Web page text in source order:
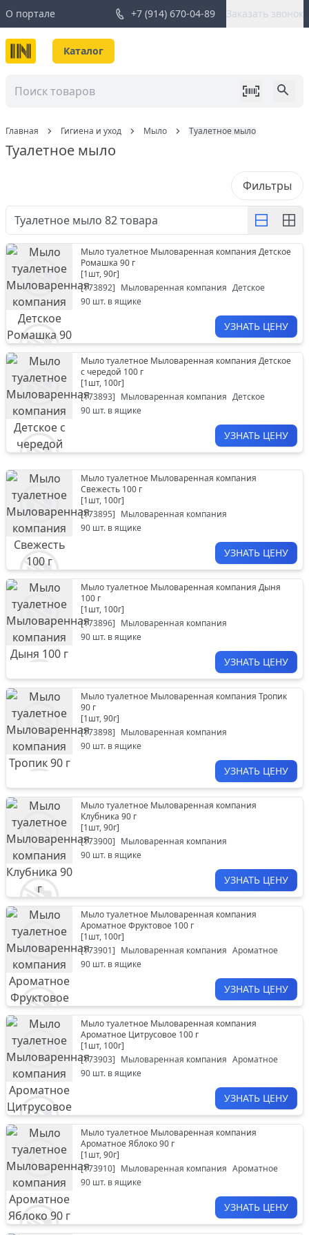
О портале +7 (914) 670-04-89 Заказать звонок
Каталог
Главная Гигиена и уход Мыло Туалетное мыло
Туалетное мыло
Фильтры
Туалетное мыло 82товара
Мыло туалетное Мыловаренная компания Детское
Ромашка 90 г
[1шт, 90г]
[173892] Мыловаренная компания Детское
90 шт. в ящике
УЗНАТЬ ЦЕНУ
Мыло туалетное Мыловаренная компания Детское
с чередой 100 г
[1шт, 100г]
[173893] Мыловаренная компания Детское
90 шт. в ящике
УЗНАТЬ ЦЕНУ
Мыло туалетное Мыловаренная компания
Свежесть 100 г
[1шт, 100г]
[173895] Мыловаренная компания
90 шт. в ящике
УЗНАТЬ ЦЕНУ
Мыло туалетное Мыловаренная компания Дыня
100 г
[1шт, 100г]
[173896] Мыловаренная компания
90 шт. в ящике
УЗНАТЬ ЦЕНУ
Мыло туалетное Мыловаренная компания Тропик
90 г
[1шт, 90г]
[173898] Мыловаренная компания
90 шт. в ящике
УЗНАТЬ ЦЕНУ
Мыло туалетное Мыловаренная компания
Клубника 90 г
[1шт, 90г]
[173900] Мыловаренная компания
90 шт. в ящике
УЗНАТЬ ЦЕНУ
Мыло туалетное Мыловаренная компания
Ароматное Фруктовое 100 г
[1шт, 100г]
[173901] Мыловаренная компания Ароматное
90 шт. в ящике
УЗНАТЬ ЦЕНУ
Мыло туалетное Мыловаренная компания
Ароматное Цитрусовое 100 г
[1шт, 100г]
[173903] Мыловаренная компания Ароматное
90 шт. в ящике
УЗНАТЬ ЦЕНУ
Мыло туалетное Мыловаренная компания
Ароматное Яблоко 90 г
[1шт, 90г]
[173910] Мыловаренная компания Ароматное
90 шт. в ящике
УЗНАТЬ ЦЕНУ